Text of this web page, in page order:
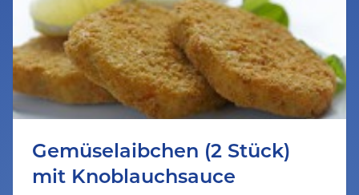
Gemüselaibchen (2 Stück)
mit Knoblauchsauce